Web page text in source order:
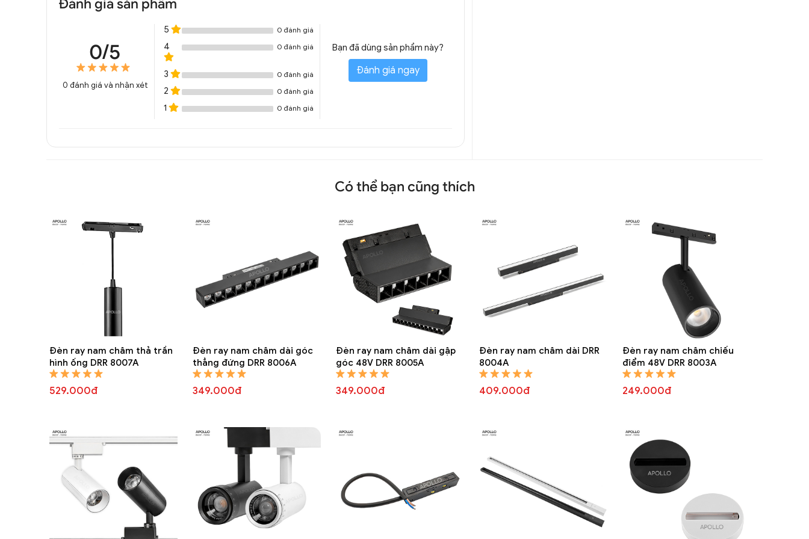
Đánh giá sản phẩm
0/5
0 đánh giá và nhận xét
5 0 đánh giá
4 0 đánh giá
3 0 đánh giá
2 0 đánh giá
1 0 đánh giá
Bạn đã dùng sản phẩm này?
Đánh giá ngay
Có thể bạn cũng thích
Đèn ray nam châm thả trần
hình ống DRR 8007A
529.000đ
Đèn ray nam châm dài góc
thẳng đứng DRR 8006A
349.000đ
Đèn ray nam châm dài gập
góc 48V DRR 8005A
349.000đ
Đèn ray nam châm dài DRR
8004A
409.000đ
Đèn ray nam châm chiếu
điểm 48V DRR 8003A
249.000đ